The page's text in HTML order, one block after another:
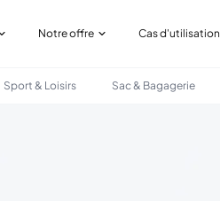
Notre offre Cas d'utilisation
Sport & Loisirs Sac & Bagagerie